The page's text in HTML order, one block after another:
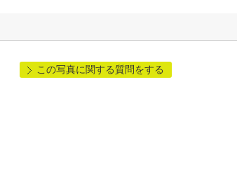
この写真に関する質問をする